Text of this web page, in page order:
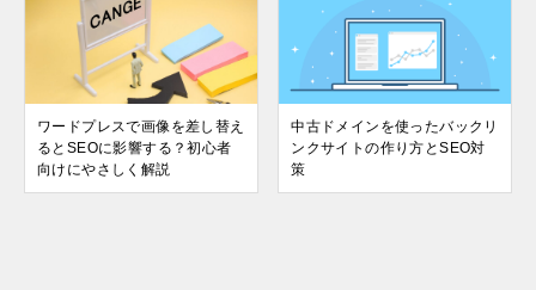
ワードプレスで画像を差し替え
るとSEOに影響する？初心者
向けにやさしく解説
中古ドメインを使ったバックリ
ンクサイトの作り方とSEO対
策